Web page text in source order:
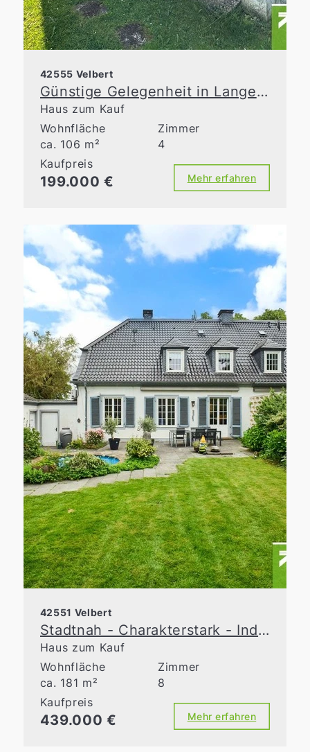
42555 Velbert
Günstige Gelegenheit in Langenberg – Doppelhaushälfte mit Sanierungsbedarf
Haus zum Kauf
Wohnfläche
ca. 106 m²
Zimmer
4
Kaufpreis
199.000 € Mehr erfahren
42551 Velbert
Stadtnah - Charakterstark - Individuell - Wohnen mit Velberter Geschichte
Haus zum Kauf
Wohnfläche
ca. 181 m²
Zimmer
8
Kaufpreis
439.000 € Mehr erfahren